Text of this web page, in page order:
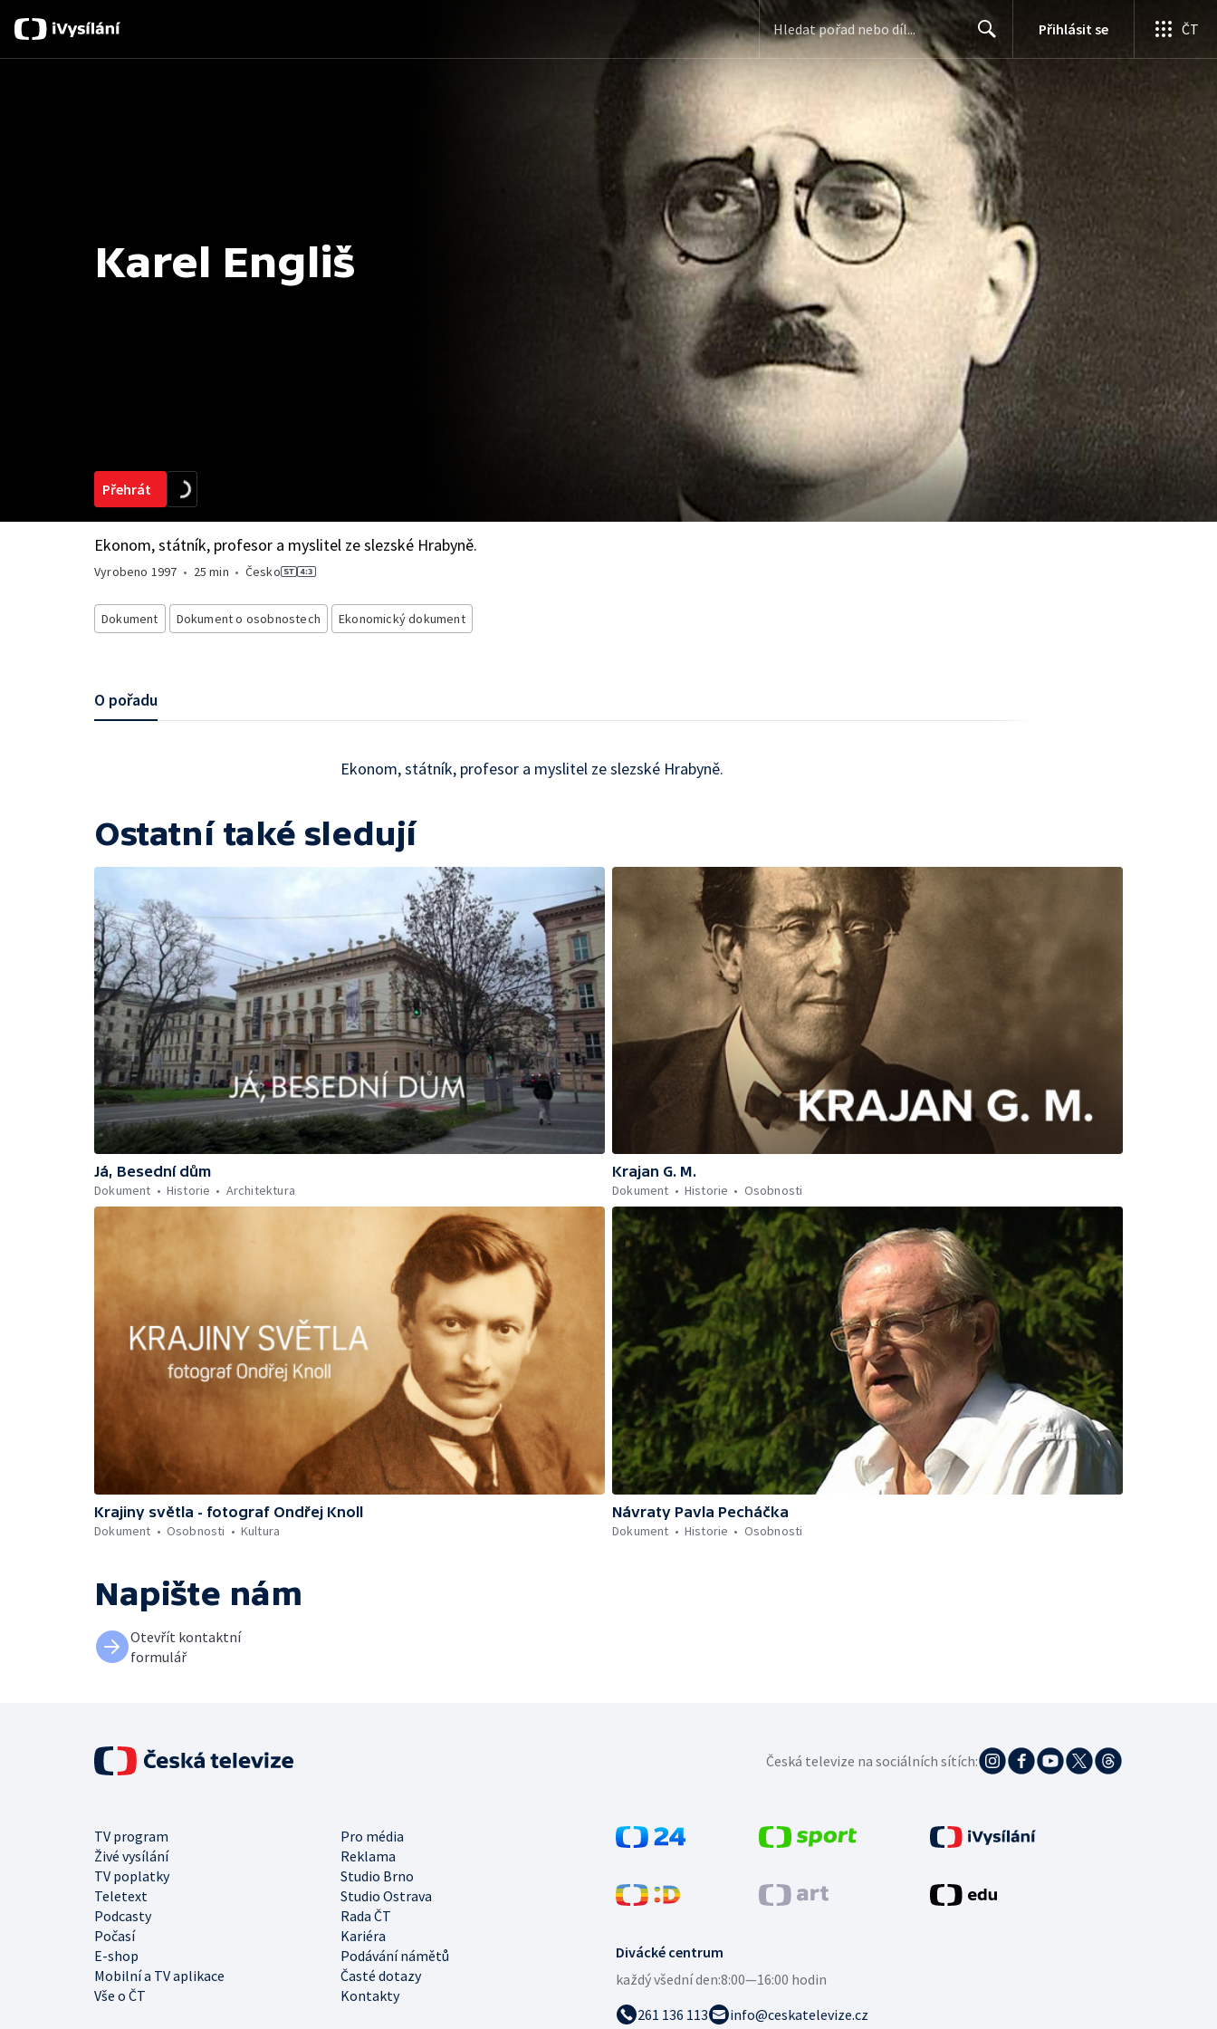
Search
Přihlásit se ČT
Karel Engliš
Přehrát
Ekonom, státník, profesor a myslitel ze slezské Hrabyně.
Vyrobeno 1997 • 25 min • Česko
Dokument Dokument o osobnostech Ekonomický dokument
O pořadu
Ekonom, státník, profesor a myslitel ze slezské Hrabyně.
Ostatní také sledují
Já, Besední dům
Dokument
Historie Architektura
Krajan G. M.
Dokument
Historie Osobnosti
Krajiny světla - fotograf Ondřej Knoll
Dokument
Osobnosti Kultura
Návraty Pavla Pecháčka
Dokument
Historie Osobnosti
Napište nám
Otevřít kontaktní
formulář
Divácké centrum
každý všední den:8:00—16:00 hodin
261 136 113
info@ceskatelevize.cz
TV program
Pro média
Živé vysílání
Reklama
TV poplatky
Studio Brno
Teletext
Studio Ostrava
Podcasty
Rada ČT
Počasí
Kariéra
E-shop
Podávání námětů
Mobilní a TV aplikace
Časté dotazy
Vše o ČT
Kontakty
Česká televize na sociálních sítích: